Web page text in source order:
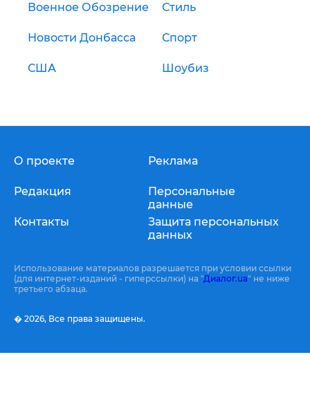
Военное Обозрение Стиль
Новости Донбасса Спорт
США Шоубиз
О проекте
Редакция
Контакты
Реклама
Персональные
данные
Защита персональных
данных
Использование материалов разрешается при условии ссылки
(для интернет-изданий - гиперссылки) на "Диалог.ua" не ниже
третьего абзаца.
� 2026, Все права защищены.